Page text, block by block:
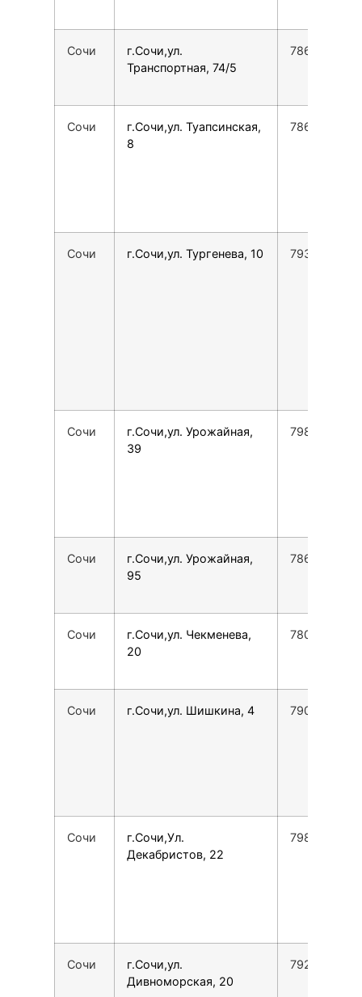
Сочи
г.Сочи,ул.
Транспортная, 74/5
Сочи
г.Сочи,ул. Туапсинская,
8
Сочи г.Сочи,ул. Тургенева, 10
Сочи
г.Сочи,ул. Урожайная,
39
Сочи
г.Сочи,ул. Урожайная,
95
Сочи
г.Сочи,ул. Чекменева,
20
Сочи г.Сочи,ул. Шишкина, 4
Сочи
г.Сочи,Ул.
Декабристов, 22
Сочи
г.Сочи,ул.
Дивноморская, 20